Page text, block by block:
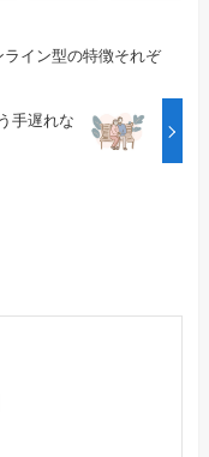
ライン型の特徴それぞ
手遅れな